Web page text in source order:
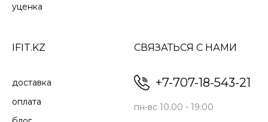
уценка
IFIT.KZ
доставка
оплата
СВЯЗАТЬСЯ С НАМИ
+7-707-18-543-21
пн-вс 10.00 - 19:00